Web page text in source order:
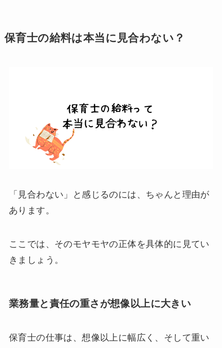
保育士の給料は本当に見合わない？
「見合わない」と感じるのには、ちゃんと理由が
あります。
ここでは、そのモヤモヤの正体を具体的に見てい
きましょう。
業務量と責任の重さが想像以上に大きい
保育士の仕事は、想像以上に幅広く、そして重い